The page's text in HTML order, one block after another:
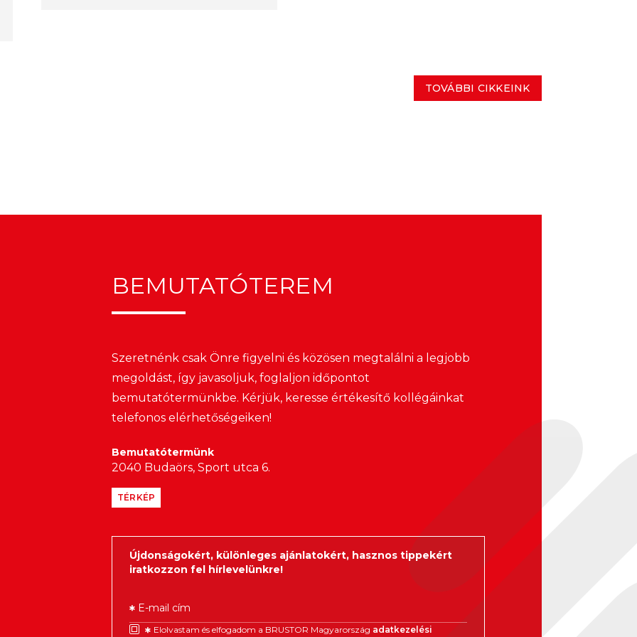
TOVÁBBI CIKKEINK
BEMUTATÓTEREM
Szeretnénk csak Önre figyelni és közösen megtalálni a legjobb
megoldást, így javasoljuk, foglaljon időpontot
bemutatótermünkbe. Kérjük, keresse értékesítő kollégáinkat
telefonos elérhetőségeiken!
Bemutatótermünk
2040 Budaörs, Sport utca 6.
TÉRKÉP
Újdonságokért, különleges ajánlatokért, hasznos tippekért
iratkozzon fel hírlevelünkre!
E-mail cím
Elolvastam és elfogadom a BRUSTOR Magyarország adatkezelési